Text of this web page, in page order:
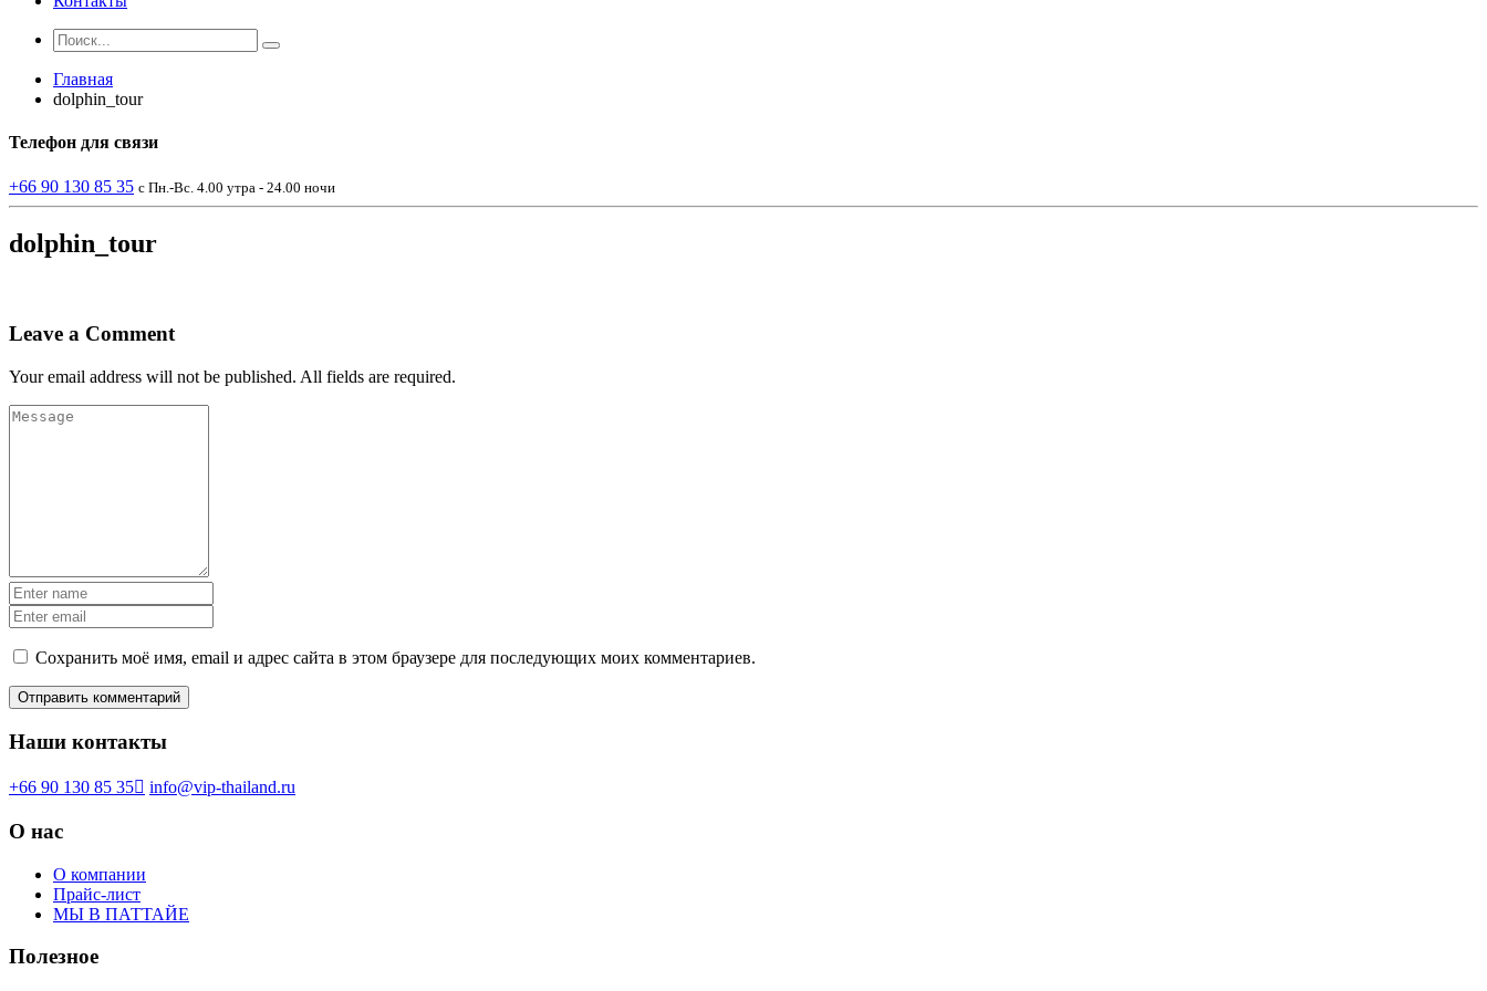
Главная
dolphin_tour
Телефон для связи
+66 90 130 85 35 с Пн.-Вс. 4.00 утра - 24.00 ночи
dolphin_tour
Leave a Comment
Your email address will not be published. All fields are required.
Сохранить моё имя, email и адрес сайта в этом браузере для последующих моих комментариев.
Наши контакты
+66 90 130 85 35 info@vip-thailand.ru
О нас
О компании
Прайс-лист
МЫ В ПАТТАЙЕ
Полезное